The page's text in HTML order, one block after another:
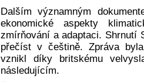
Dalším významným
ekonomické aspekty
zmírňování a adaptaci. Shrnutí
přečíst v češtině. Zpráva
vznikl díky britskému
následujícím.